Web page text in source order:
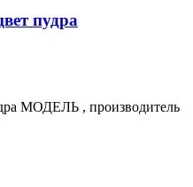
пудра
МОДЕЛЬ , производитель